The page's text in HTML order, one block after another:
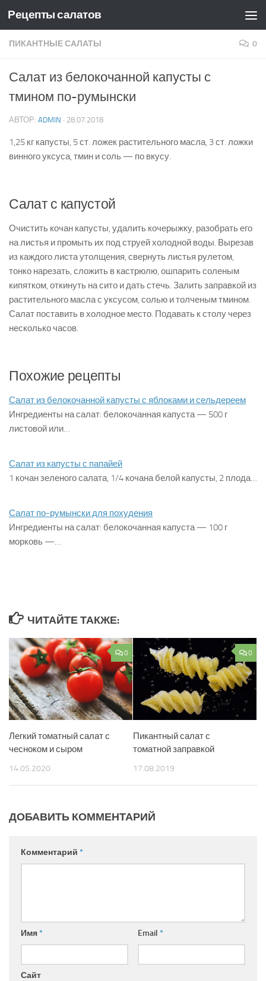
Skip to content
Рецепты салатов
ПИКАНТНЫЕ САЛАТЫ 0
Салат из белокочанной капусты с
тмином по-румынски
АВТОР: ADMIN · 28.07.2018
1,25 кг капусты, 5 ст. ложек растительного масла, 3 ст. ложки
винного уксуса, тмин и соль — по вкусу.
Салат с капустой
Очистить кочан капусты, удалить кочерыжку, разобрать его
на листья и промыть их под струей холодной воды. Вырезав
из каждого листа утолщения, свернуть листья рулетом,
тонко нарезать, сложить в кастрюлю, ошпарить соленым
кипятком, откинуть на сито и дать стечь. Залить заправкой из
растительного масла с уксусом, солью и толченым тмином.
Салат поставить в холодное место. Подавать к столу через
несколько часов.
Похожие рецепты
Салат из белокочанной капусты с яблоками и сельдереем
Ингредиенты на салат: белокочанная капуста — 500 г
листовой или…
Салат из капусты с папайей
1 кочан зеленого салата, 1/4 кочана белой капусты, 2 плода…
Салат по-румынски для похудения
Ингредиенты на салат: белокочанная капуста — 100 г
морковь —…
ЧИТАЙТЕ ТАКЖЕ:
0
Легкий томатный салат с
чесноком и сыром
14.05.2020
0
Пикантный салат с
томатной заправкой
17.08.2019
ДОБАВИТЬ КОММЕНТАРИЙ
Комментарий *
Имя* Email *
Сайт